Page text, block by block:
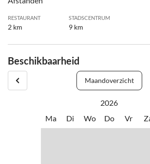
RESTAURANT
2 km
STADSCENTRUM
9 km
Beschikbaarheid
Maandoverzicht
2026
Ma
Di Wo Do Vr